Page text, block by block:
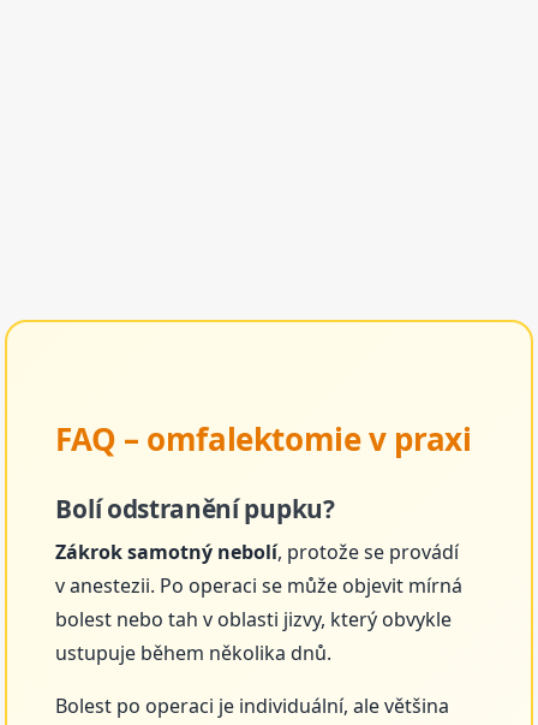
FAQ – omfalektomie v praxi
Bolí odstranění pupku?
Zákrok samotný nebolí, protože se provádí
v anestezii. Po operaci se může objevit mírná
bolest nebo tah v oblasti jizvy, který obvykle
ustupuje během několika dnů.
Bolest po operaci je individuální, ale většina